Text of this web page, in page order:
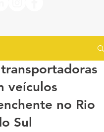
veículos
no Rio
Sul